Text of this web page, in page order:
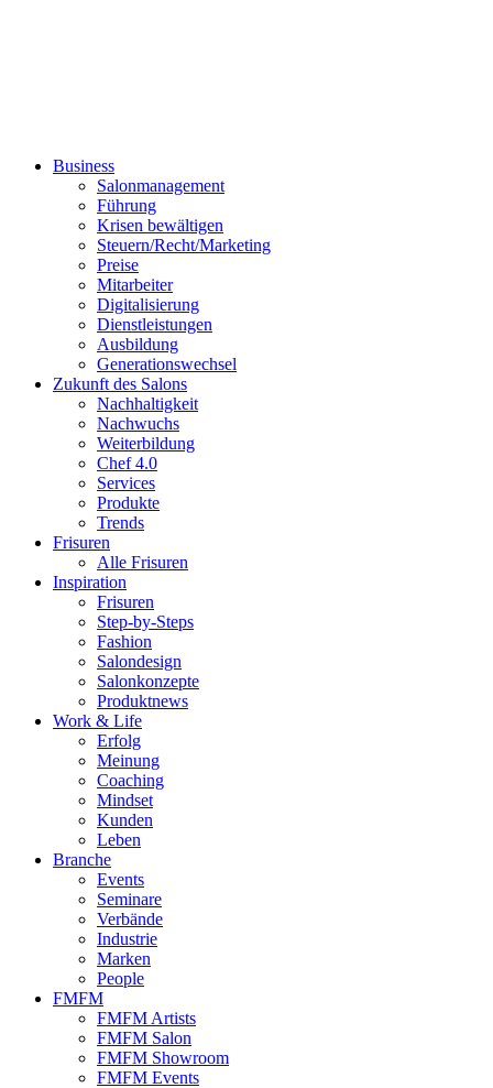
Business
Salonmanagement
Führung
Krisen bewältigen
Steuern/Recht/Marketing
Preise
Mitarbeiter
Digitalisierung
Dienstleistungen
Ausbildung
Generationswechsel
Zukunft des Salons
Nachhaltigkeit
Nachwuchs
Weiterbildung
Chef 4.0
Services
Produkte
Trends
Frisuren
Alle Frisuren
Inspiration
Frisuren
Step-by-Steps
Fashion
Salondesign
Salonkonzepte
Produktnews
Work & Life
Erfolg
Meinung
Coaching
Mindset
Kunden
Leben
Branche
Events
Seminare
Verbände
Industrie
Marken
People
FMFM
FMFM Artists
FMFM Salon
FMFM Showroom
FMFM Events